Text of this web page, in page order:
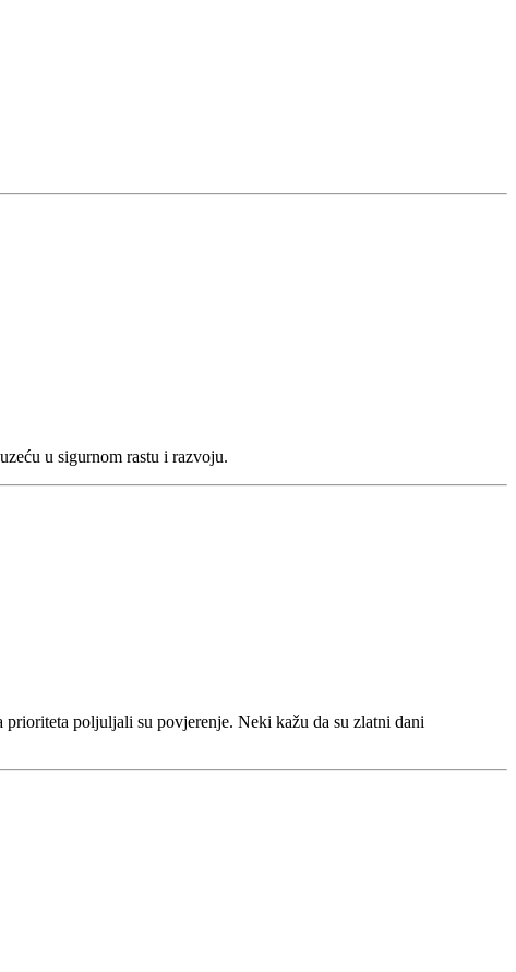
u sigurnom rastu i razvoju.
prioriteta poljuljali su povjerenje. Neki kažu da su zlatni dani